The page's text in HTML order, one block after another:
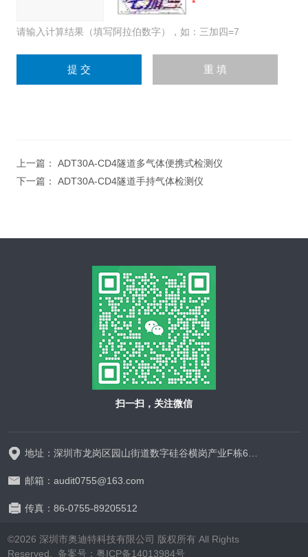
请输入计算结果（填写阿拉伯数字），如：三加四=7
上一篇： ADT30A-CD4隧道多气体便携式检测仪
下一篇： ADT30A-CD4隧道手持气体检测仪
扫一扫，关注微信
地址：深圳市龙岗区园山街道数字硅谷横岗产业F栋628-629
邮箱：audit0755@163.com
传真：86-0755-89205512
©2026 深圳市奥迪特科技有限公司 版权所有 All Rights
Reserved. 备案号：粤ICP备14013984号